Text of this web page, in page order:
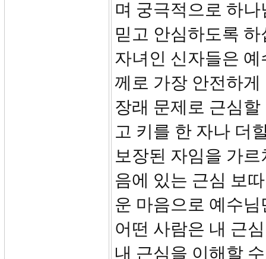
며 궁극적으로 하
믿고 안심하도록
자녀인 신자들은
께로 가장 안전하
장래 문제로 근심
고 키를 한 자나 더
보장된 자임을 가
음에 있는 근심 보
운 마음으로 예수
어떤 사람은 내 근
내 근심을 이해할